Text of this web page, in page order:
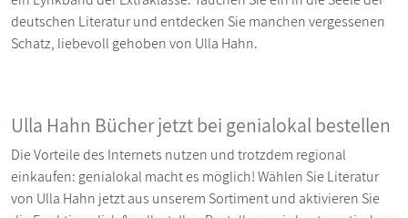
deutschen Literatur und entdecken Sie manchen vergessenen
Schatz, liebevoll gehoben von Ulla Hahn.
Ulla Hahn Bücher jetzt bei genialokal bestellen
Die Vorteile des Internets nutzen und trotzdem regional
einkaufen: genialokal macht es möglich! Wählen Sie Literatur
von Ulla Hahn jetzt aus unserem Sortiment und aktivieren Sie